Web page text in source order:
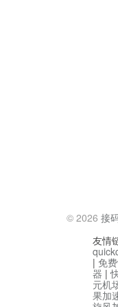
© 2026 接
友情
| 免
器 |
元机
果加